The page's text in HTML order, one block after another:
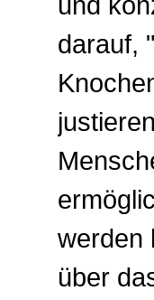
darauf,
werden
über